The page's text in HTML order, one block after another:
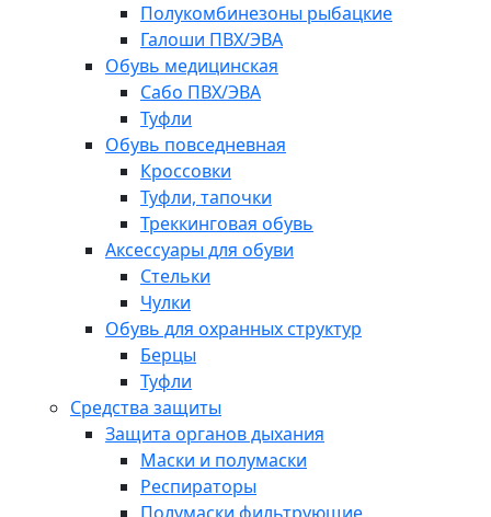
Полукомбинезоны рыбацкие
Галоши ПВХ/ЭВА
Обувь медицинская
Сабо ПВХ/ЭВА
Туфли
Обувь повседневная
Кроссовки
Туфли, тапочки
Треккинговая обувь
Аксессуары для обуви
Стельки
Чулки
Обувь для охранных структур
Берцы
Туфли
Средства защиты
Защита органов дыхания
Маски и полумаски
Респираторы